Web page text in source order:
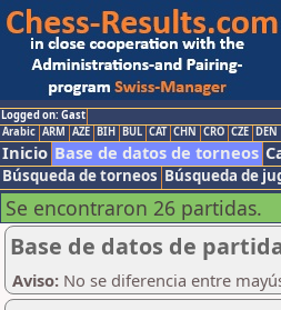
Logged on: Gast
Arabic ARM AZE BIH BUL CAT CHN CRO CZE DEN
Inicio Base de datos de torneos
Búsqueda de torneos Búsqueda de
Se encontraron 26 partidas.
Base de datos de
Aviso: No se diferencia entre